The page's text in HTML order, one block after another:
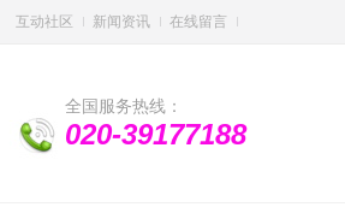
互动社区 新闻资讯 在线留言
全国服务热线：
020-39177188